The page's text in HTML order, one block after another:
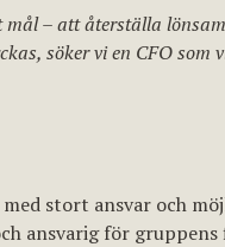
– att återställa
söker vi en CFO som
stort ansvar och
ansvarig för